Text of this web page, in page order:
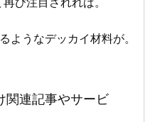
ようなデッカイ材料が。
関連記事やサービ